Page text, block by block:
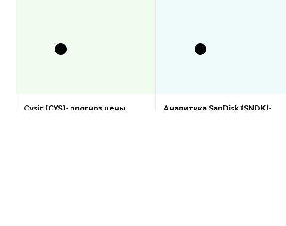
Cysic (CYS): прогноз цены
Аналитика SanDisk (SNDK):